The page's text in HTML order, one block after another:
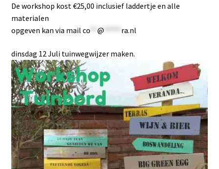
De workshop kost €25,00 inclusief laddertje en alle
materialen
opgeven kan via mail co @ ra.nl
dinsdag 12 Juli tuinwegwijzer maken.